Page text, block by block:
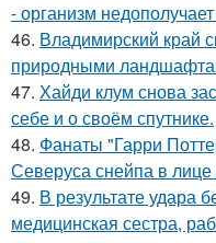
- организм
46. Владимирский край
природными
47. Хайди клум снова
себе и о своём спутнике.
48. Фанаты "Гарри
Северуса снейпа в
49. В результате удара
медицинская сестра,